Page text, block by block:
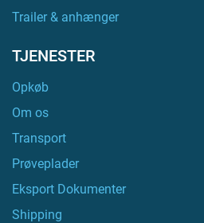
Trailer & anhænger
TJENESTER
Opkøb
Om os
Transport
Prøveplader
Eksport Dokumenter
Shipping